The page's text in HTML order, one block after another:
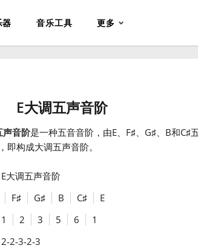
器 音乐工具 更多
E大调五声音阶
声音阶是一种五音音阶，由E、F♯、G♯、B和C♯
即构成大调五声音阶。
E大调五声音阶
F♯ G♯ B C♯ E
1 2 3 5 6 1
2-2-3-2-3